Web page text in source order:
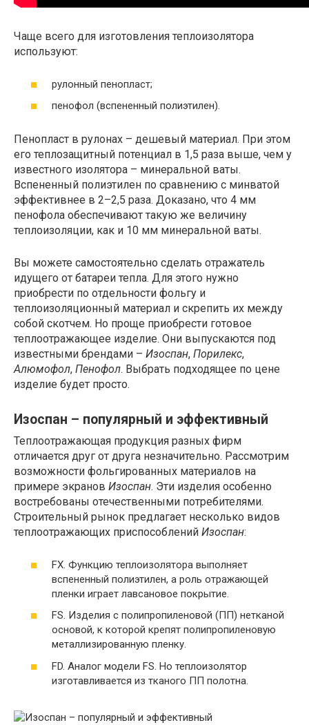
Чаще всего для изготовления теплоизолятора
используют:
рулонный пенопласт;
пенофол (вспененный полиэтилен).
Пенопласт в рулонах – дешевый материал. При этом
его теплозащитный потенциал в 1,5 раза выше, чем у
известного изолятора – минеральной ваты.
Вспененный полиэтилен по сравнению с минватой
эффективнее в 2–2,5 раза. Доказано, что 4 мм
пенофола обеспечивают такую же величину
теплоизоляции, как и 10 мм минеральной ваты.
Вы можете самостоятельно сделать отражатель
идущего от батареи тепла. Для этого нужно
приобрести по отдельности фольгу и
теплоизоляционный материал и скрепить их между
собой скотчем. Но проще приобрести готовое
теплоотражающее изделие. Они выпускаются под
известными брендами – Изоспан, Порилекс,
Алюмофол, Пенофол. Выбрать подходящее по цене
изделие будет просто.
Изоспан – популярный и эффективный
Теплоотражающая продукция разных фирм
отличается друг от друга незначительно. Рассмотрим
возможности фольгированных материалов на
примере экранов Изоспан. Эти изделия особенно
востребованы отечественными потребителями.
Строительный рынок предлагает несколько видов
теплоотражающих приспособлений Изоспан:
FX. Функцию теплоизолятора выполняет
вспененный полиэтилен, а роль отражающей
пленки играет лавсановое покрытие.
FS. Изделия с полипропиленовой (ПП) нетканой
основой, к которой крепят полипропиленовую
металлизированную пленку.
FD. Аналог модели FS. Но теплоизолятор
изготавливается из тканого ПП полотна.